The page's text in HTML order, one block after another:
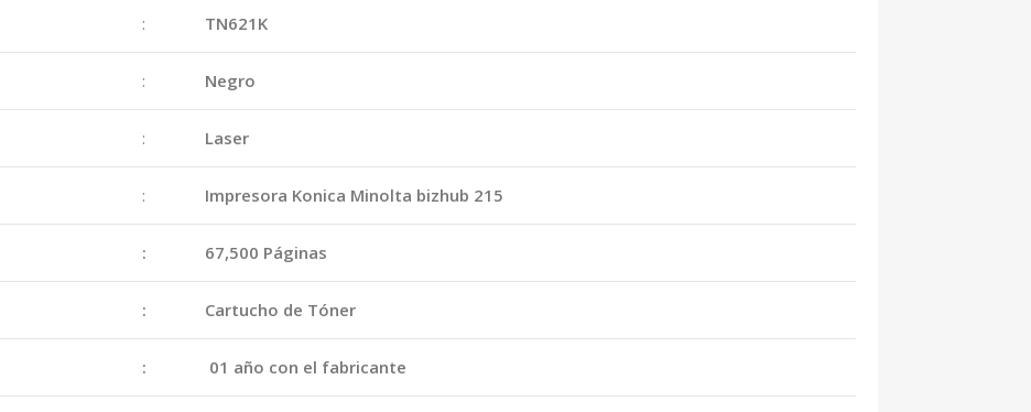
: TN621K
: Negro
: Laser
: Impresora Konica Minolta bizhub 215
: 67,500 Páginas
: Cartucho de Tóner
: 01 año con el fabricante